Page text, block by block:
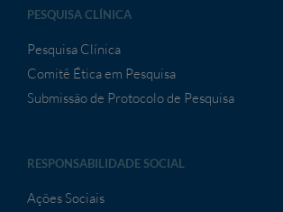
PESQUISA CLÍNICA
Pesquisa Clínica
Comitê Ética em Pesquisa
Submissão de Protocolo de Pesquisa
RESPONSABILIDADE SOCIAL
Ações Sociais